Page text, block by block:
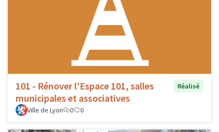
101 - Rénover l'Espace 101, salles
municipales et associatives
Réalisé
Ville de Lyon 0 0